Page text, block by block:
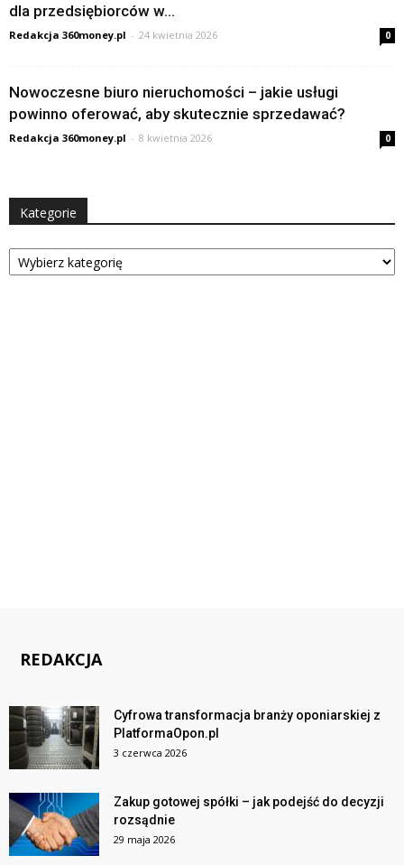
dla przedsiębiorców w...
Redakcja 360money.pl - 24 kwietnia 2026 0
Nowoczesne biuro nieruchomości – jakie usługi
powinno oferować, aby skutecznie sprzedawać?
Redakcja 360money.pl - 8 kwietnia 2026 0
Kategorie
Kategorie
REDAKCJA
Cyfrowa transformacja branży oponiarskiej z
PlatformaOpon.pl
3 czerwca 2026
Zakup gotowej spółki – jak podejść do decyzji
rozsądnie
29 maja 2026